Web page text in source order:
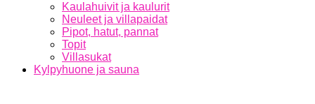
Kaulahuivit ja kaulurit
Neuleet ja villapaidat
Pipot, hatut, pannat
Topit
Villasukat
Kylpyhuone ja sauna